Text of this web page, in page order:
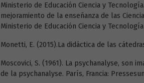
Ministerio de Educación Ciencia y
mejoramiento de la enseñanza de las
Ministerio de Educación Ciencia y Tecnología
Monetti, E. (2015).La didáctica de las
Moscovici, S. (1961). La psychanalyse,
de la psychanalyse. París, Francia: